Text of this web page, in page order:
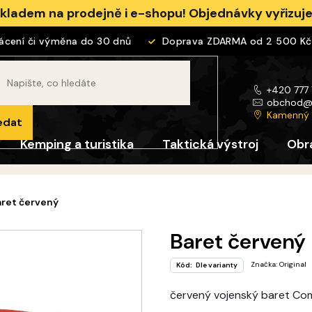
na prodejně i e-shopu! Objednávky
či výměna do 30 dnů Doprava ZDARMA od 2 500 Kč
+420 777
obchod@
Kemping a turistika Taktická výstroj
červený
červený vojenský baret
Baret červený
Kód: Dle varianty Značka: Original